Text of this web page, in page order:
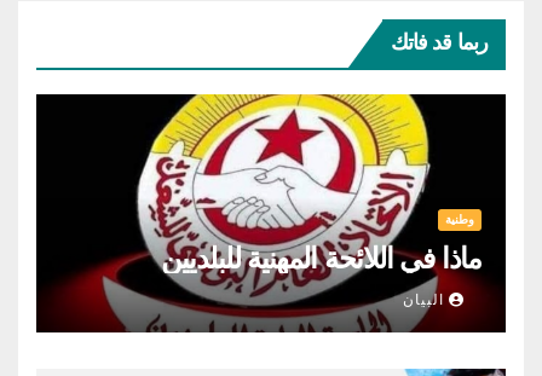
ربما قد فاتك
وطنية
ماذا في اللائحة المهنية للبلديين
البيان